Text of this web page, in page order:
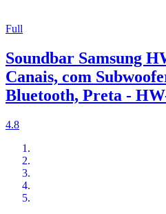
Full
Soundbar Samsung
Canais, com
Bluetooth, Preta -
4.8